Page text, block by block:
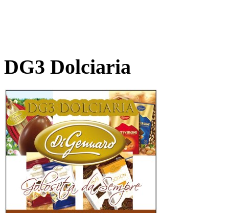
DG3 Dolciaria